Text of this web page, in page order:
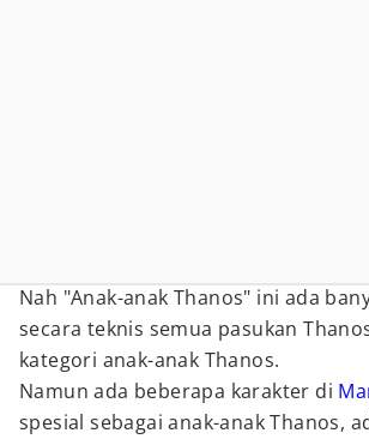
Nah "Anak-anak Thanos" ini ada
secara teknis semua pasukan
kategori anak-anak Thanos.
Namun ada beberapa karakter di
spesial sebagai anak-anak Thanos,